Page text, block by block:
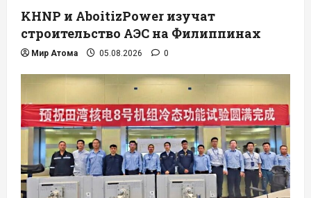
KHNP и AboitizPower изучат
строительство АЭС на Филиппинах
Мир Атома 05.08.2026 0